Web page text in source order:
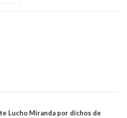
Lucho Miranda por dichos de